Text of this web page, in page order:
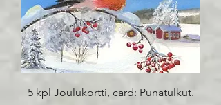
5 kpl Joulukortti, card: Punatulkut.